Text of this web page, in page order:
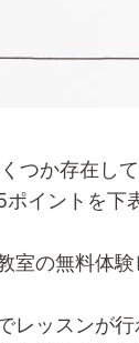
つか存在し
イントを下
の無料体験
レッスンが